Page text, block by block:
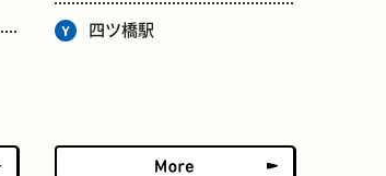
四ツ橋駅